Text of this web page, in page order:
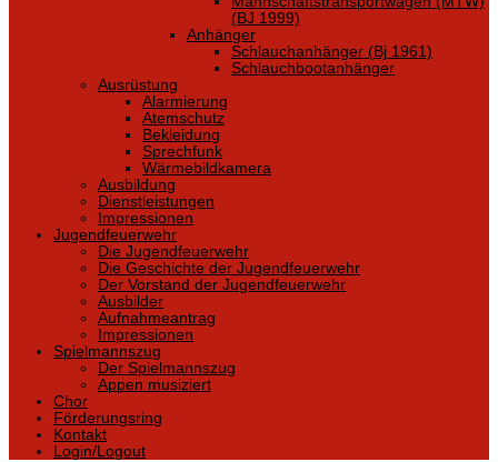
(BJ 1999)
Anhänger
Schlauchanhänger (Bj 1961)
Schlauchbootanhänger
Ausrüstung
Alarmierung
Atemschutz
Bekleidung
Sprechfunk
Wärmebildkamera
Ausbildung
Dienstleistungen
Impressionen
Jugendfeuerwehr
Die Jugendfeuerwehr
Die Geschichte der Jugendfeuerwehr
Der Vorstand der Jugendfeuerwehr
Ausbilder
Aufnahmeantrag
Impressionen
Spielmannszug
Der Spielmannszug
Appen musiziert
Chor
Förderungsring
Kontakt
Login/Logout